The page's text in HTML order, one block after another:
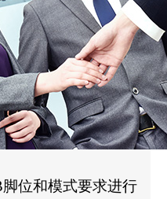
位和模式要求进行